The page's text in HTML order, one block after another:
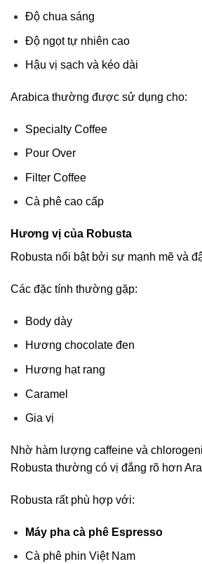
Độ chua sáng
Độ ngọt tự nhiên cao
Hậu vị sạch và kéo dài
Arabica thường được sử dụng cho:
Specialty Coffee
Pour Over
Filter Coffee
Cà phê cao cấp
Hương vị của Robusta
Robusta nổi bật bởi sự mạnh mẽ và
Các đặc tính thường gặp:
Body dày
Hương chocolate đen
Hương hạt rang
Caramel
Gia vị
Nhờ hàm lượng caffeine và
Robusta thường có vị đắng rõ hơn
Robusta rất phù hợp với:
Máy pha cà phê Espresso
Cà phê phin Việt Nam